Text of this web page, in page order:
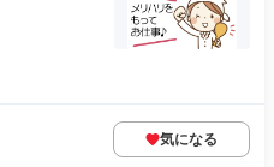
気になる